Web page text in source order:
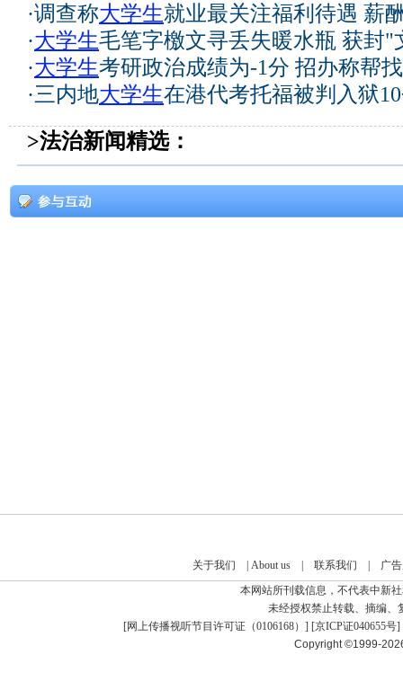
·调查称大学生就业最关注福利待遇 薪
·大学生毛笔字檄文寻丢失暖水瓶 获封"
·大学生考研政治成绩为-1分 招办称帮
·三内地大学生在港代考托福被判入狱
>法治新闻精选：
关于我们 About us| 联系我们
广
本网站所刊载信息，不代表中新
未经授权禁止转载、摘编、
[网上传播视听节目许可证（0106168） ] [京ICP证040655号]
Copyright ©1999-